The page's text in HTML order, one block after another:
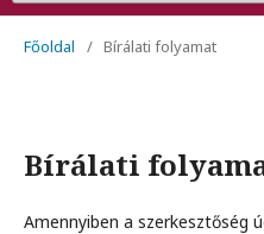
Főoldal / Bírálati folyamat
Bírálati
Amennyiben a szerkesztőség